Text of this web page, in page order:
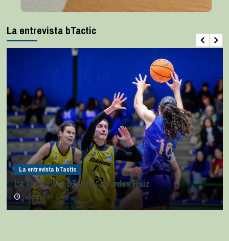
La entrevista bTactic
La entrevista bTactic
La entrevista bTactic: Lourdes Ruiz
julio 11, 2026 0